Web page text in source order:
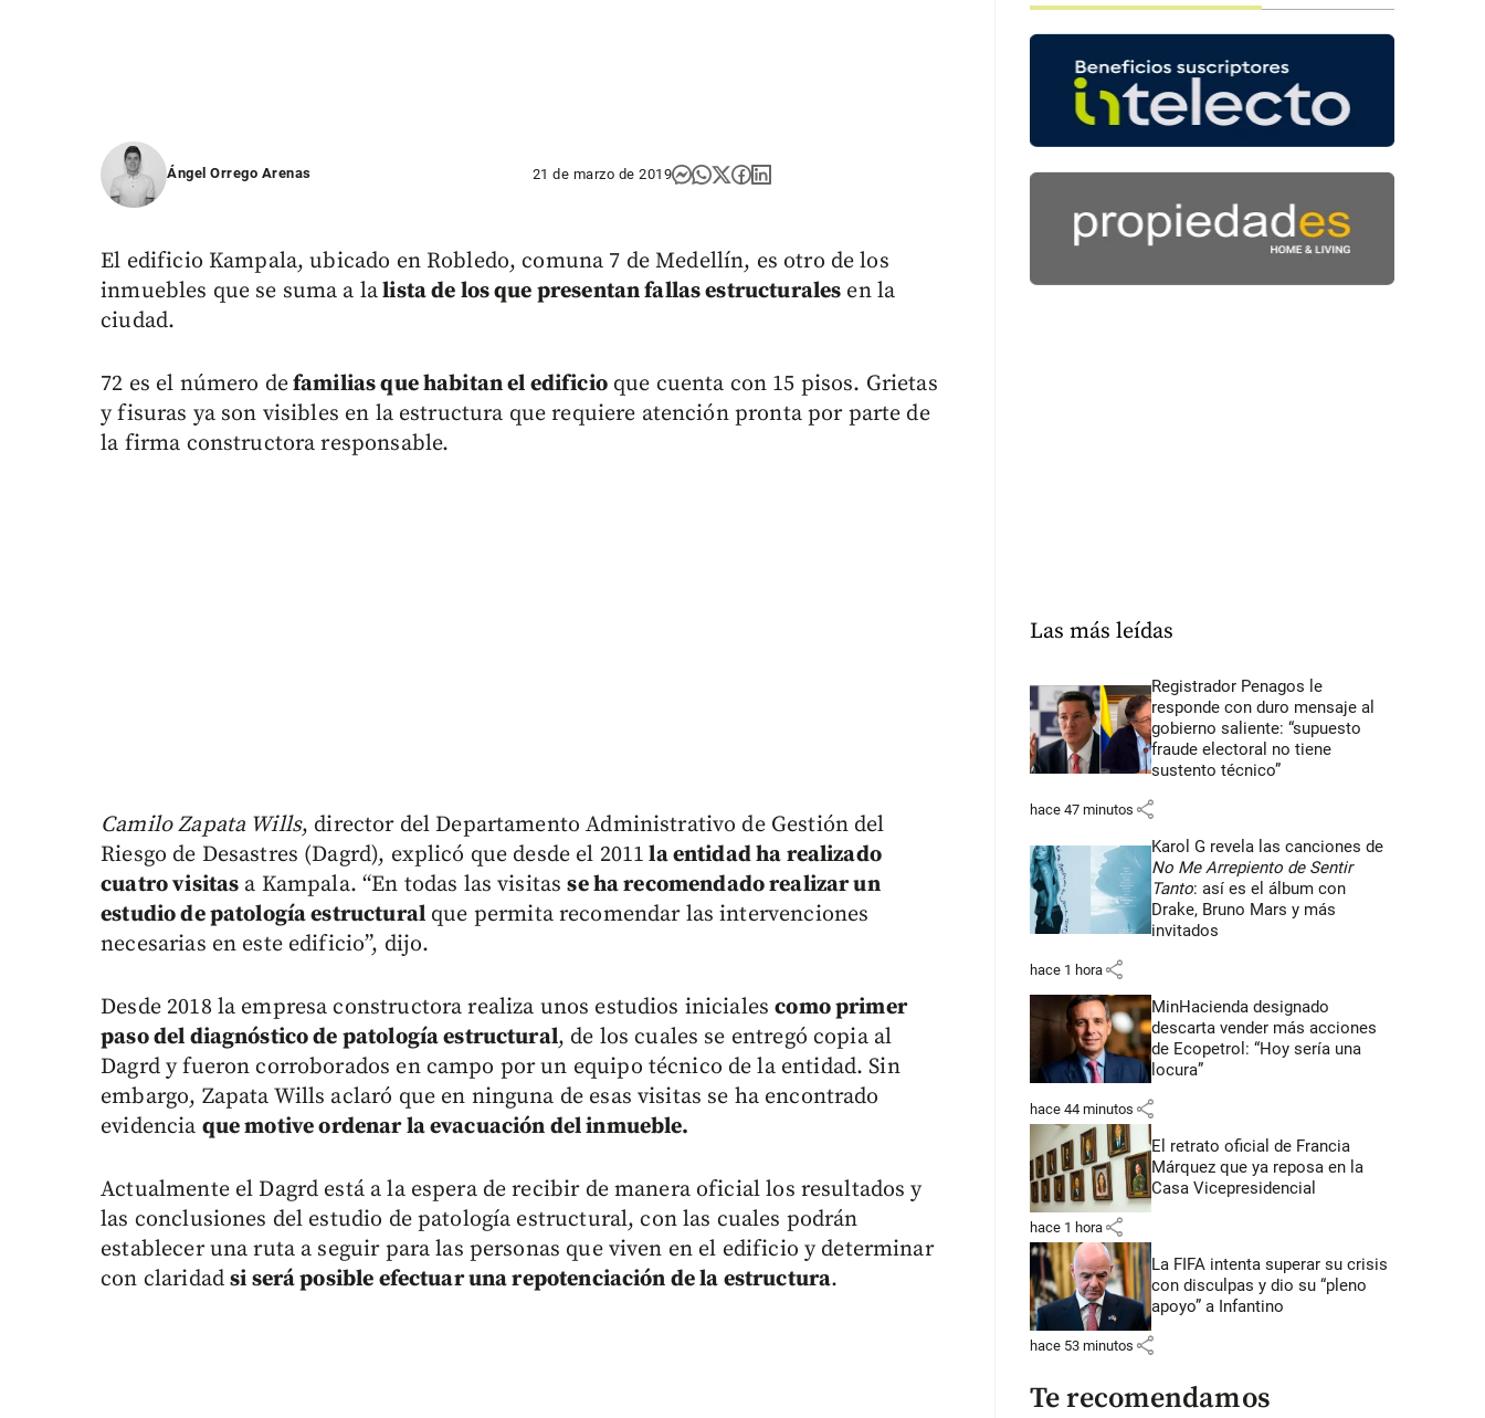
Ángel Orrego Arenas 21 de marzo de 2019
El edificio Kampala, ubicado en Robledo, comuna 7 de Medellín, es otro de los
inmuebles que se suma a lalista de los que presentan fallas estructurales en la
ciudad.
72 es el número defamilias que habitan el edificioque cuenta con 15 pisos. Grietas
y fisuras ya son visibles en la estructura que requiere atención pronta por parte de
la firma constructora responsable.
Camilo Zapata Wills, director del Departamento Administrativo de Gestión del
Riesgo de Desastres (Dagrd), explicó que desde el 2011 la entidad ha realizado
cuatro visitas a Kampala. “En todas las visitasse ha recomendado realizar un
estudio de patología estructural que permita recomendar las intervenciones
necesarias en este edificio”, dijo.
Desde 2018 la empresa constructora realiza unos estudios inicialescomo primer
paso del diagnóstico de patología estructural, de los cuales se entregó copia al
Dagrd y fueron corroborados en campo por un equipo técnico de la entidad. Sin
embargo, Zapata Wills aclaró que en ninguna de esas visitas se ha encontrado
evidencia que motive ordenar la evacuación del inmueble.
Actualmente el Dagrd está a la espera de recibir de manera oficial los resultados y
las conclusiones del estudio de patología estructural, con las cuales podrán
establecer una ruta a seguir para las personas que viven en el edificio y determinar
con claridadsi será posible efectuar una repotenciación de la estructura.
Las más leídas
Registrador Penagos le
responde con duro mensaje al
gobierno saliente: “supuesto
fraude electoral no tiene
sustento técnico”
hace 47 minutos share
Karol G revela las canciones de
No Me Arrepiento de Sentir
Tanto: así es el álbum con
Drake, Bruno Mars y más
invitados
hace 1 hora share
MinHacienda designado
descarta vender más acciones
de Ecopetrol: “Hoy sería una
locura”
hace 44 minutos share
El retrato oficial de Francia
Márquez que ya reposa en la
Casa Vicepresidencial
hace 1 hora share
La FIFA intenta superar su crisis
con disculpas y dio su “pleno
apoyo” a Infantino
hace 53 minutos share
Te recomendamos